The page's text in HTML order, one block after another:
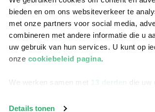
bieden en om ons websiteverkeer te
met onze partners voor social media,
combineren met andere informatie die u
uw gebruik van hun services. U kunt op
onze cookiebeleid pagina.
We werken samen met 13 derden die uw
Details tonen